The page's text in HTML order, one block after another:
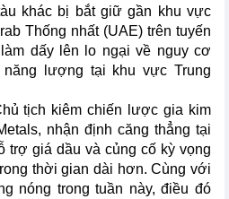
khác bị bắt giữ gần khu vực
Thống nhất (UAE) trên tuyến
dấy lên lo ngại về nguy cơ
lượng tại khu vực Trung
tịch kiêm chiến lược gia kim
nhận định căng thẳng tại
trợ giá dầu và củng cố kỳ vọng
thời gian dài hơn. Cùng với
nóng trong tuần này, điều đó